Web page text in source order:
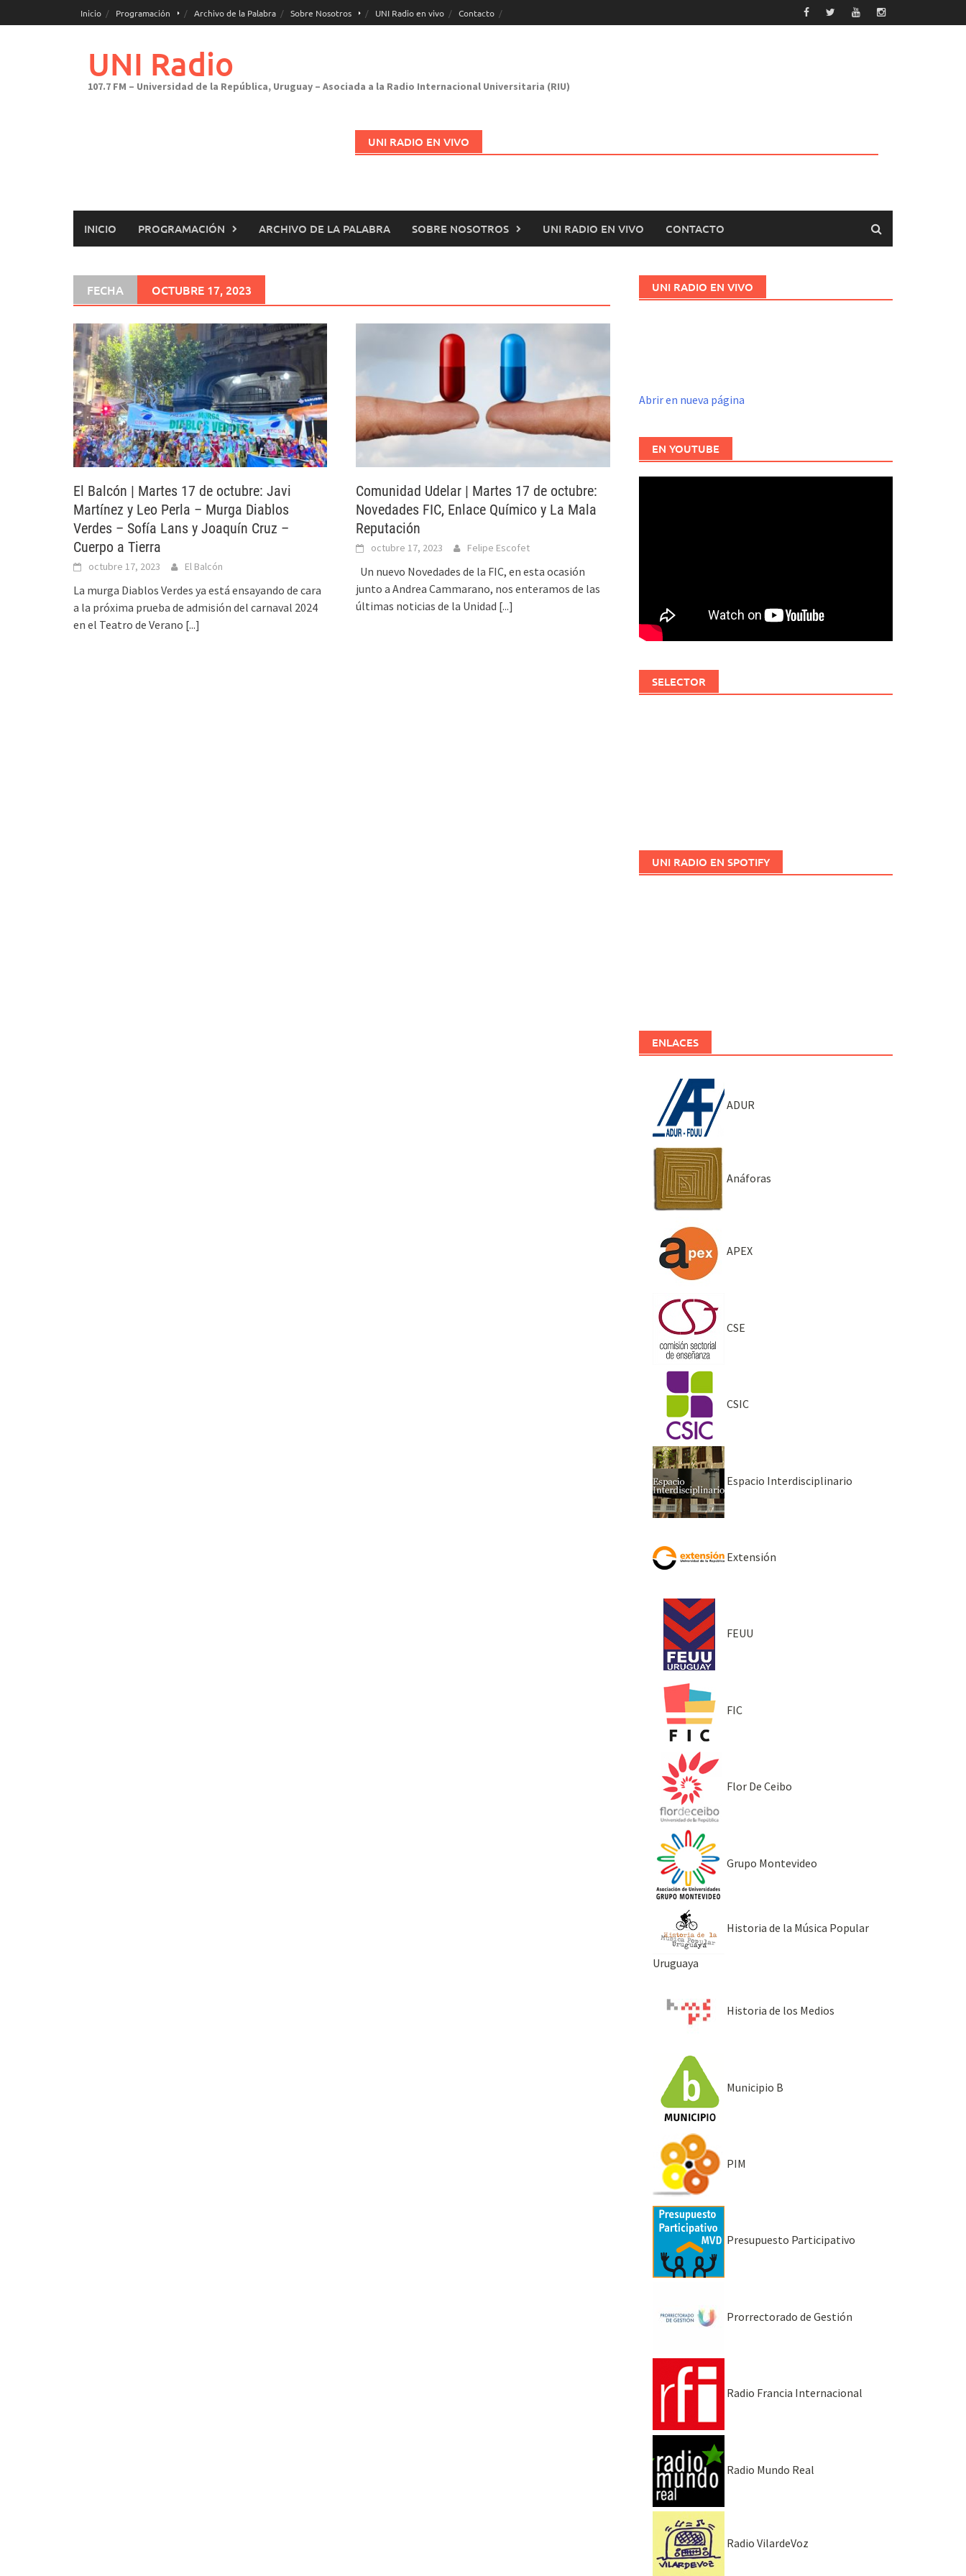
al
Inicio Programación Archivo de la Palabra Sobre Nosotros UNI Radio en vivo Contacto
UNI Radio
107.7 FM – Universidad de la República, Uruguay – Asociada a la Radio Internacional Universitaria (RIU)
UNI RADIO EN VIVO
INICIO PROGRAMACIÓN ARCHIVO DE LA PALABRA SOBRE NOSOTROS UNI RADIO EN VIVO CONTACTO
FECHA OCTUBRE 17, 2023
El Balcón | Martes 17 de octubre: Javi
Martínez y Leo Perla – Murga Diablos
Verdes – Sofía Lans y Joaquín Cruz –
Cuerpo a Tierra
octubre 17, 2023 El Balcón
La murga Diablos Verdes ya está ensayando de cara
a la próxima prueba de admisión del carnaval 2024
en el Teatro de Verano [...]
Comunidad Udelar | Martes 17 de octubre:
Novedades FIC, Enlace Químico y La Mala
Reputación
octubre 17, 2023 Felipe Escofet
Un nuevo Novedades de la FIC, en esta ocasión
junto a Andrea Cammarano, nos enteramos de las
últimas noticias de la Unidad [...]
UNI RADIO EN VIVO
Abrir en nueva página
EN YOUTUBE
SELECTOR
UNI RADIO EN SPOTIFY
ENLACES
ADUR
Anáforas
APEX
CSE
CSIC
Espacio Interdisciplinario
Extensión
FEUU
FIC
Flor De Ceibo
Grupo Montevideo
Historia de la Música Popular
Uruguaya
Historia de los Medios
Municipio B
PIM
Presupuesto Participativo
Prorrectorado de Gestión
Radio Francia Internacional
Radio Mundo Real
Radio VilardeVoz